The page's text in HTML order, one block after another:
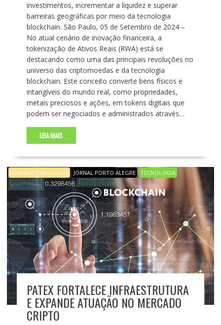
investimentos, incrementar a liquidez e superar
barreiras geográficas por meio da tecnologia
blockchain. São Paulo, 05 de Setembro de 2024 –
No atual cenário de inovação financeira, a
tokenização de Ativos Reais (RWA) está se
destacando como uma das principais revoluções no
universo das criptomoedas e da tecnologia
blockchain. Este conceito converte bens físicos e
intangíveis do mundo real, como propriedades,
metais preciosos e ações, em tokens digitais que
podem ser negociados e administrados através…
LEIA MAIS
BUSINESS E NEGÓCIOS JORNAL PORTO ALEGRE TECNOLOGIA
PATEX FORTALECE INFRAESTRUTURA
E EXPANDE ATUAÇÃO NO MERCADO
CRIPTO